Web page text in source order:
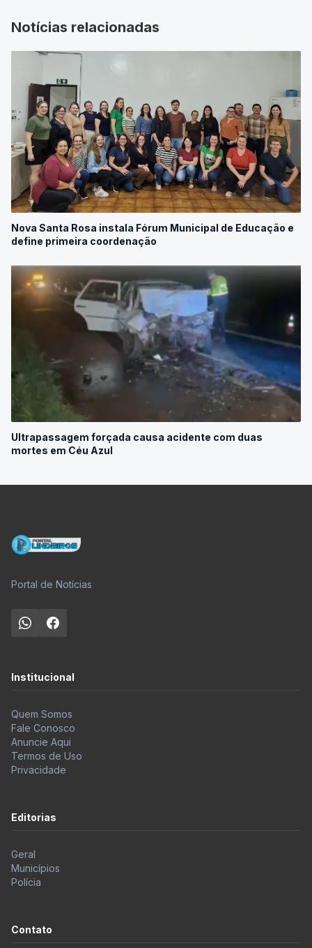
Notícias relacionadas
Nova Santa Rosa instala Fórum Municipal de Educação e
define primeira coordenação
Ultrapassagem forçada causa acidente com duas
mortes em Céu Azul
Portal de Notícias
Institucional
Quem Somos
Fale Conosco
Anuncie Aqui
Termos de Uso
Privacidade
Editorias
Geral
Municípios
Polícia
Contato